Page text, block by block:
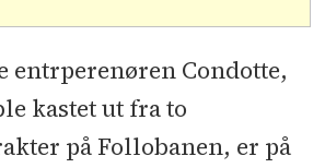
entrperenøren Condotte,
kastet ut fra to
på Follobanen, er på